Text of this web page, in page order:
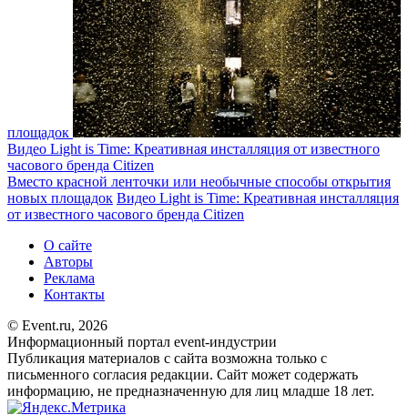
площадок
Видео Light is Time: Креативная инсталляция от известного
часового бренда Citizen
Вместо красной ленточки или необычные способы открытия
новых площадок Видео Light is Time: Креативная инсталляция
от известного часового бренда Citizen
О сайте
Авторы
Реклама
Контакты
© Event.ru, 2026
Информационный портал event-индустрии
Публикация материалов с сайта возможна только с
письменного согласия редакции. Сайт может содержать
информацию, не предназначенную для лиц младше 18 лет.